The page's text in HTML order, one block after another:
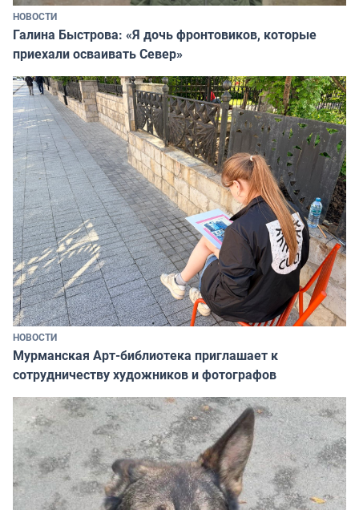
НОВОСТИ
Галина Быстрова: «Я дочь фронтовиков, которые
приехали осваивать Север»
НОВОСТИ
Мурманская Арт-библиотека приглашает к
сотрудничеству художников и фотографов